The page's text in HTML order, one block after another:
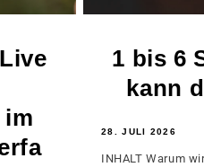
1 bis 6
kann
28. JULI 2026
INHALT Warum